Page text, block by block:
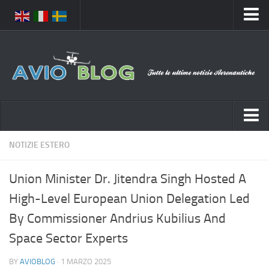
Chi Siamo
Contatti
Disclaimer
Feed
Prenota Voli
Notizie Italia
Aeronautica Militare
Aeroporti
Compagnie Aeree
Forze Aeree
Incidenti e inconvenienti aerei
NOTIZIE ESTERO
Union Minister Dr. Jitendra Singh Hosted A
High-Level European Union Delegation Led
By Commissioner Andrius Kubilius And
Space Sector Experts
BY AVIOBLOG · 1 MARZO 2025